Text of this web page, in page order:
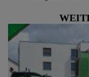
Profilen für
oder Zugriff auf
Entwicklung und
von Zielgruppen
von Daten aus